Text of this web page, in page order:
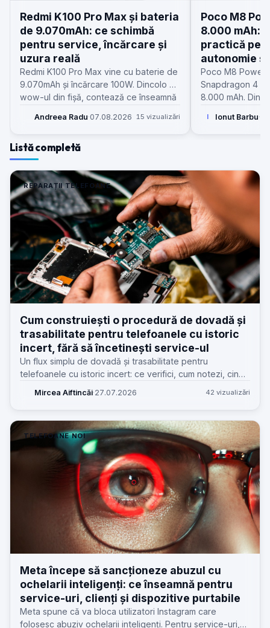
Redmi K100 Pro Max și bateria
de 9.070mAh: ce schimbă
pentru service, încărcare și
uzura reală
Redmi K100 Pro Max vine cu baterie de
9.070mAh și încărcare 100W. Dincolo de
wow-ul din fișă, contează ce înseamnă
și așteptările clienților.
Andreea Radu·07.08.2026 15 vizualizări
Poco M8
8.000 mAh:
practică
autonomie
Poco M8 Power
Snapdragon 4
8.000 mAh.
service și
I Ionut Barbu·
Listă completă
REPARAȚII TELEFOANE
Cum construiești o procedură de dovadă și
trasabilitate pentru telefoanele cu istoric
incert, fără să încetinești service-ul
Un flux simplu de dovadă și trasabilitate pentru
telefoanele cu istoric incert: ce verifici, cum notezi, cine
Mircea Aiftincăi·27.07.2026 42 vizualizări
TELEFOANE NOI
Meta începe să sancționeze abuzul cu
ochelarii inteligenți: ce înseamnă pentru
service-uri, clienți și dispozitive purtabile
Meta spune că va bloca utilizatori Instagram care
folosesc abuziv ochelarii inteligenți. Pentru service-uri,